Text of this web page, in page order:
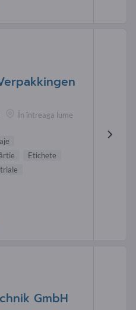
În întreaga lume
Etichete
GmbH